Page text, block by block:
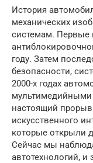
История
механических
системам. Первые
году. Затем
безопасности,
2000-х годах
мультимедийными
настоящий
искусственного
которые открыли
Сейчас мы
автотехнологий, и